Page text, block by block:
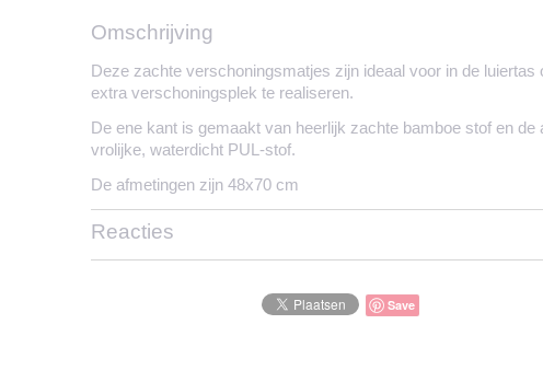
Omschrijving
Deze zachte verschoningsmatjes zijn ideaal voor in de luiertas
extra verschoningsplek te realiseren.
De ene kant is gemaakt van heerlijk zachte bamboe stof en de
vrolijke, waterdicht PUL-stof.
De afmetingen zijn 48x70 cm
Reacties
Save